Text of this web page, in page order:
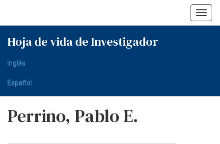
Hoja de vida de Investigador
Inglés
Español
Perrino, Pablo E.